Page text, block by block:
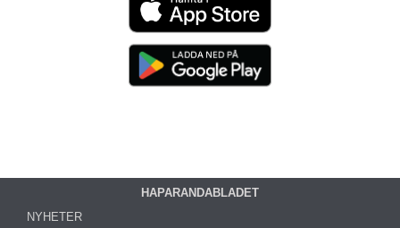
HAPARANDABLADET
NYHETER